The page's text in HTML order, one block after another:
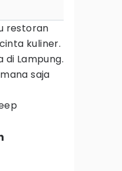
restoran
kuliner.
di Lampung.
saja